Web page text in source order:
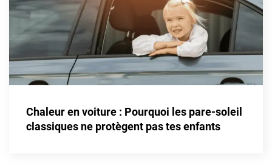
Alfa Romeo
Aston Martin
Chaleur en voiture : Pourquoi les pare-soleil
classiques ne protègent pas tes enfants